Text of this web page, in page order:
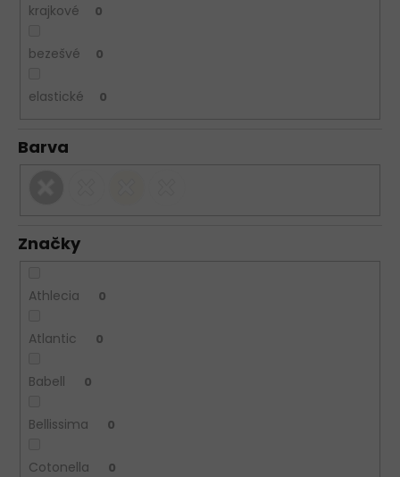
krajkové 0
bezešvé 0
elastické 0
Barva
Značky
Athlecia 0
Atlantic 0
Babell 0
Bellissima 0
Cotonella 0